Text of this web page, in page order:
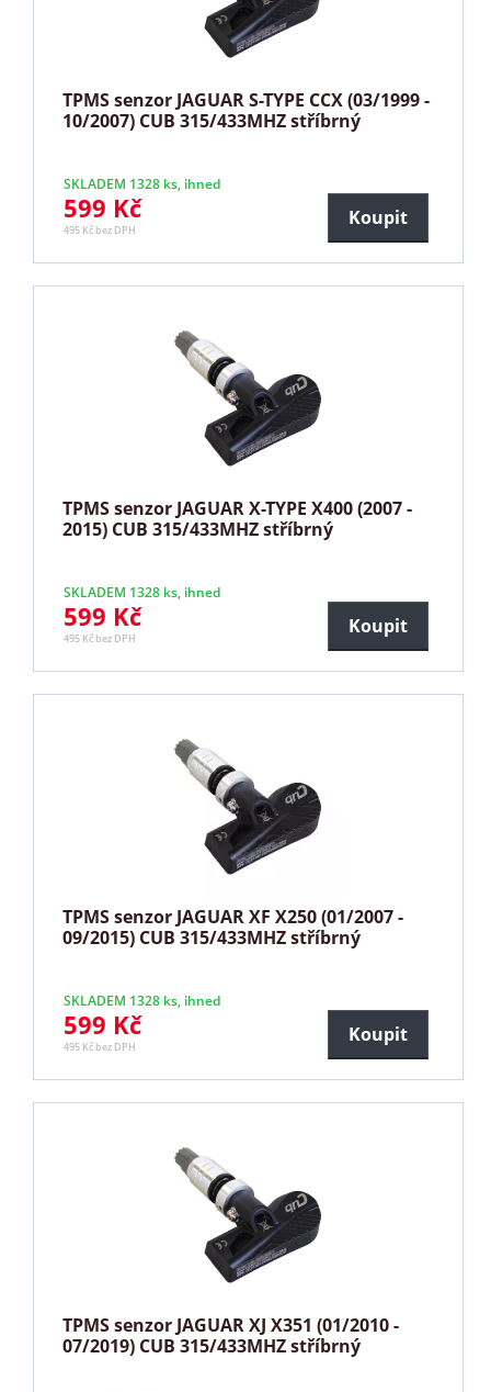
TPMS senzor JAGUAR S-TYPE CCX (03/1999 -
10/2007) CUB 315/433MHZ stříbrný
SKLADEM 1328 ks, ihned
599 Kč
495 Kč bez DPH
Koupit
TPMS senzor JAGUAR X-TYPE X400 (2007 -
2015) CUB 315/433MHZ stříbrný
SKLADEM 1328 ks, ihned
599 Kč
495 Kč bez DPH
Koupit
TPMS senzor JAGUAR XF X250 (01/2007 -
09/2015) CUB 315/433MHZ stříbrný
SKLADEM 1328 ks, ihned
599 Kč
495 Kč bez DPH
Koupit
TPMS senzor JAGUAR XJ X351 (01/2010 -
07/2019) CUB 315/433MHZ stříbrný